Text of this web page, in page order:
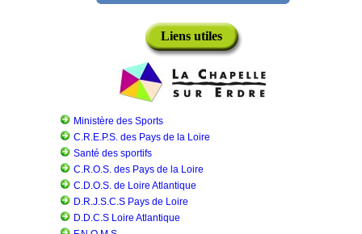
Liens utiles
Ministère des Sports
C.R.E.P.S. des Pays de la Loire
Santé des sportifs
C.R.O.S. des Pays de la Loire
C.D.O.S. de Loire Atlantique
D.R.J.S.C.S Pays de Loire
D.D.C.S Loire Atlantique